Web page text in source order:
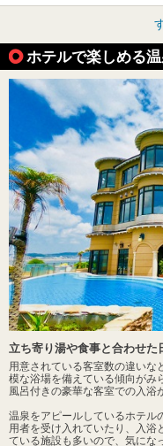
ホテルで楽しめる
立ち寄り湯や食事と合わせた
用意されている客室数の違いな
模な浴場を備えている傾向がみ
風呂付きの豪華な客室での入浴
温泉をアピールしているホテル
用者を受け入れていたり、入浴
ている施設も多いので、気にな